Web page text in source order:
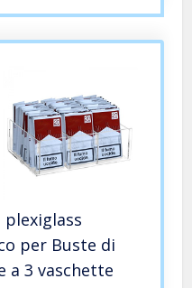
per Buste di
a 3 vaschette